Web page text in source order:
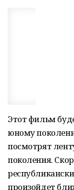
Этот фильм
юному
посмотрят
поколения.
произойдет